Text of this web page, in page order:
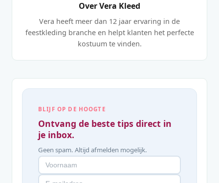
Over Vera Kleed
Vera heeft meer dan 12 jaar ervaring in de
feestkleding branche en helpt klanten het perfecte
kostuum te vinden.
BLIJF OP DE HOOGTE
Ontvang de beste tips direct in
je inbox.
Geen spam. Altijd afmelden mogelijk.